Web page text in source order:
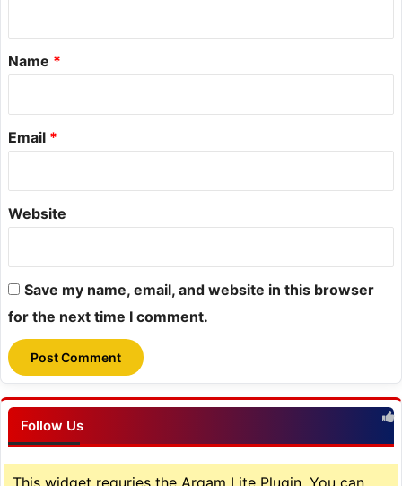
*
Name *
Email *
Website
Save my name, email, and website in this browser
for the next time I comment.
Follow Us